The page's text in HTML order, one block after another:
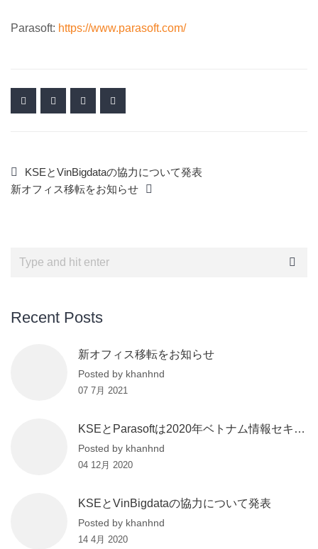
Parasoft: https://www.parasoft.com/
KSEとVinBigdataの協力について発表
新オフィス移転をお知らせ
Recent Posts
新オフィス移転をお知らせ
Posted by khanhnd
07 7月 2021
KSEとParasoftは2020年ベトナム情報セキュリティデーに出席しました.
Posted by khanhnd
04 12月 2020
KSEとVinBigdataの協力について発表
Posted by khanhnd
14 4月 2020